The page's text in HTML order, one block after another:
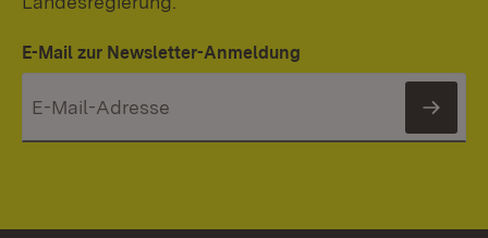
E-Mail zur Newsletter-Anmeldung